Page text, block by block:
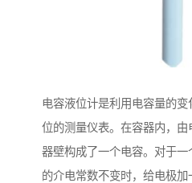
电容液位计是利用电容量的
位的测量仪表。在容器内，
器壁构成了一个电容。对于
的介电常数不变时，给电极